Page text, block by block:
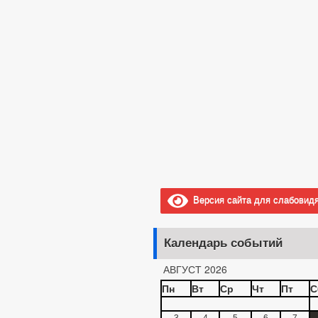
Версия сайта для
Календарь событий
АВГУСТ 2026
Пн
Вт Ср Чт Пт